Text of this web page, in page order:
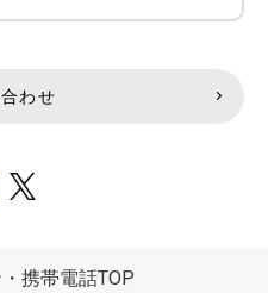
わせ
携帯電話TOP